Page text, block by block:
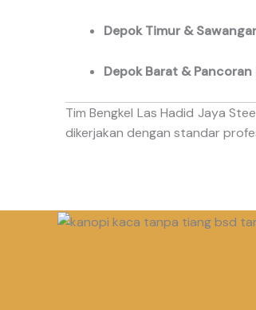
Depok Timur &
Depok Barat & Pancoran
Tim Bengkel Las Hadid Jaya
dikerjakan dengan standar